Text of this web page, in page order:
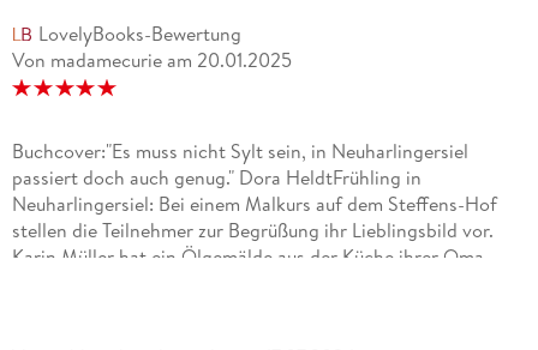
LovelyBooks-Bewertung
Von madamecurie am 20.01.2025
Buchcover:"Es muss nicht Sylt sein, in Neuharlingersiel
passiert doch auch genug." Dora HeldtFrühling in
Neuharlingersiel: Bei einem Malkurs auf dem Steffens-Hof
stellen die Teilnehmer zur Begrüßung ihr Lieblingsbild vor.
Karin Müller hat ein Ölgemälde aus der Küche ihrer Oma